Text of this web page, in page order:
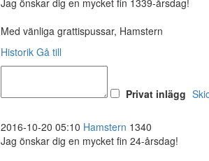
Med vänliga grattispussar, Hamstern
Historik Gå till
Privat inlägg
2016-10-20 05:10 Hamstern 1340
Jag önskar dig en mycket fin 24-årsdag!